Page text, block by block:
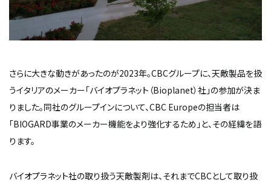
さらに大きな動きがあったのが2023年。CBCグループに、天敵製品を扱
うイタリアのメーカー「バイオプラネット（Bioplanet）社」の参加が決ま
りました。同社のグループインについて、CBC Europeの担当者は
「BIOGARD事業のメーカー機能をより強化するため」と、その経緯を語
ります。
バイオプラネット社の取り扱う天敵製剤は、それまでCBCとして取り扱